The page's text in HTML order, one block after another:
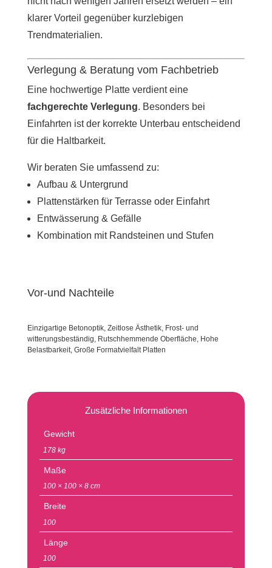
klarer Vorteil gegenüber kurzlebigen
Trendmaterialien.
Verlegung & Beratung vom Fachbetrieb
Eine hochwertige Platte verdient eine
fachgerechte Verlegung. Besonders bei
Einfahrten ist der korrekte Unterbau entscheidend
für die Haltbarkeit.
Wir beraten Sie umfassend zu:
Aufbau & Untergrund
Plattenstärken für Terrasse oder Einfahrt
Entwässerung & Gefälle
Kombination mit Randsteinen und Stufen
Vor-und Nachteile
Einzigartige Betonoptik, Zeitlose Ästhetik, Frost- und
witterungsbeständig, Rutschhemmende Oberfläche, Hohe
Belastbarkeit, Große Formatvielfalt Platten
Zusätzliche Informationen
Gewicht
178 kg
Maße
100 × 100 × 8 cm
Breite
100
Länge
100